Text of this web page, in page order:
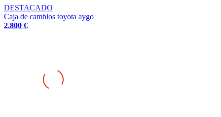
DESTACADO
Caja de cambios toyota aygo
2.800 €